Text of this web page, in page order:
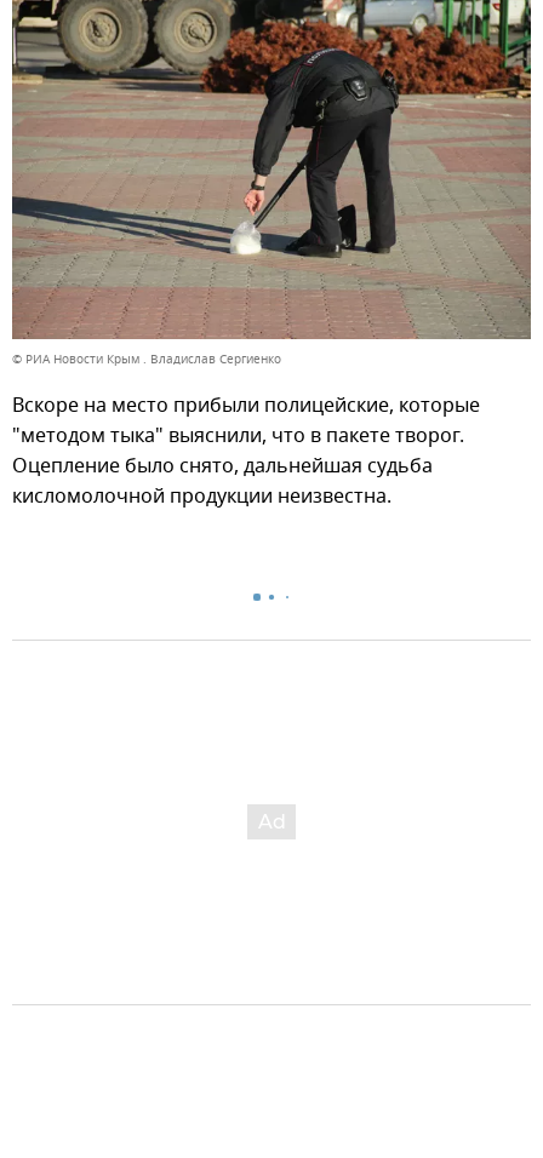
© РИА Новости Крым . Владислав Сергиенко
Вскоре на место прибыли полицейские, которые
"методом тыка" выяснили, что в пакете творог.
Оцепление было снято, дальнейшая судьба
кисломолочной продукции неизвестна.